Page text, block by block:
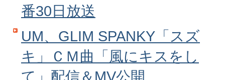
番30日放送
UM、GLIM SPANKY「スズ
キ」ＣＭ曲「風にキスをし
て」配信＆MV公開